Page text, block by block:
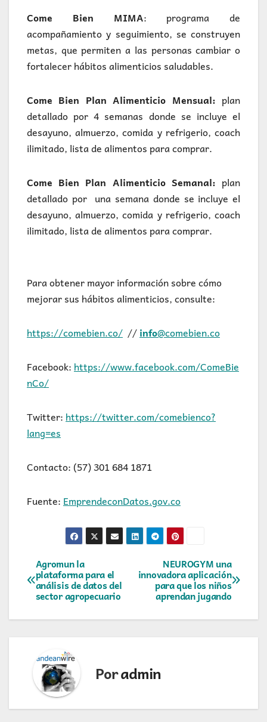
Come Bien MIMA: programa de
acompañamiento y seguimiento, se construyen
metas, que permiten a las personas cambiar o
fortalecer hábitos alimenticios saludables.
Come Bien Plan Alimenticio Mensual: plan
detallado por 4 semanas donde se incluye el
desayuno, almuerzo, comida y refrigerio, coach
ilimitado, lista de alimentos para comprar.
Come Bien Plan Alimenticio Semanal: plan
detallado por una semana donde se incluye el
desayuno, almuerzo, comida y refrigerio, coach
ilimitado, lista de alimentos para comprar.
Para obtener mayor información sobre cómo
mejorar sus hábitos alimenticios, consulte:
https://comebien.co/ //info@comebien.co
Facebook: https://www.facebook.com/ComeBie
nCo/
Twitter: https://twitter.com/comebienco?
lang=es
Contacto: (57) 301 684 1871
Fuente: EmprendeconDatos.gov.co
Navegación
de
entradas
NEUROGYM una
innovadora aplicación
para que los niños
aprendan jugando
Agromun la
plataforma para el
análisis de datos del
sector agropecuario
Poradmin